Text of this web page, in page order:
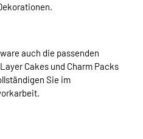
auch die passenden
Cakes und Charm Packs
Sie im